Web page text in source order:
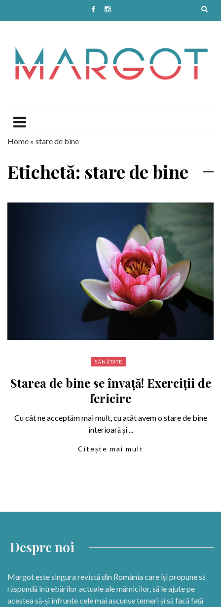
Home » stare de bine
Etichetă: stare de bine
SĂNĂTATE
Starea de bine se învață! Exerciții de
fericire
Cu cât ne acceptăm mai mult, cu atât avem o stare de bine
interioară și ...
Citește mai mult
Despre noi
Margot este singura revistă din România care își propune să
răspundă întrebărilor actuale ale mămicilor, să le ajute pe
acestea să-și înfrunte cele mai ascunse temeri și să facă față